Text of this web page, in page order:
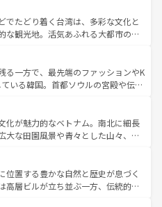
なお、新着のアメリカ
を参照してほしい。
訪れる人々を迎えてくれるハワイの
ルフードやハワイアンミュージッ
スなど、すべてがハワイの魅力を彩
新着のハワイ情報
照してほしい。
部にそびえるウルル（エアーズロッ
しい原生林やケアンズの熱帯雨林な
ん。また、カフェやワイン、オージ
も充実しており、サーフィンやダイ
ど、アウトドア好きにはたまらな
多彩な魅力を存分に味わいつくそ
でたどり着く台湾は、多彩な文化と
な観光地。活気あふれる大都市の台
帯である台湾東部など、都市の喧騒
しており、訪れる人に新しい発見と
る。また、奥深い台湾の食文化も魅
イーツなど、バラエティ豊かな料理
なお、新着の台湾情報は コンテンツ一覧を参
る一方で、最先端のファッションやK
いる韓国。首都ソウルの宮殿や伝統
ば四季折々の自然美を楽しむことが
チや焼肉、絶品のストリートフード
料理が待っている。夜には、韓国な
、韓国の多彩な魅力を心ゆくまで味
わってみてほしい。 なお、新着の韓国情報はコンテンツ一
化が魅力的なベトナム。南北に細長
大な田園風景や青々とした山々、世
が息づく。ハノイの古い町並みやホ
統治時代の建物も、独特の雰囲気を
、バラエティの豊かさとおいしさで
位置する豊かな自然と歴史が息づく
高層ビルが立ち並ぶ一方、伝統的な